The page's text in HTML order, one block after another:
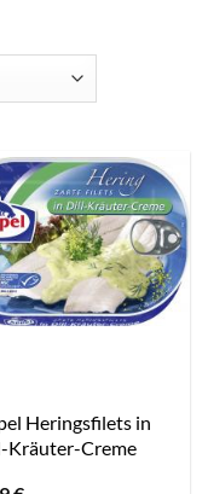
Heringsfilets in
Kräuter-Creme